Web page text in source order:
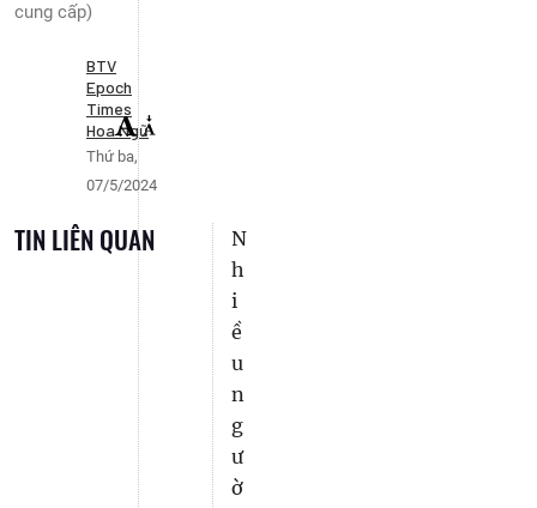
cung cấp)
BTV
Epoch
Times
Hoa Ngữ
Thứ ba,
07/5/2024
TIN LIÊN QUAN
N
h
i
g
ư